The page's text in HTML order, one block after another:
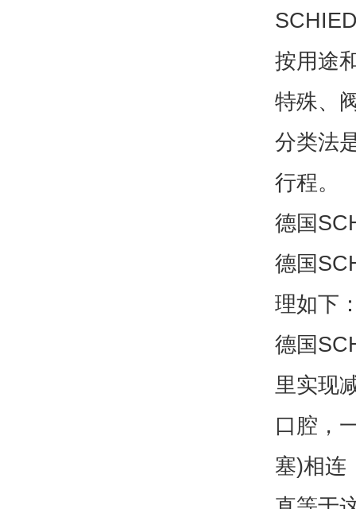
按用途
特殊、
分类法
行程。
德国
德国
理如下
德国
里实现
口腔，
塞)相连